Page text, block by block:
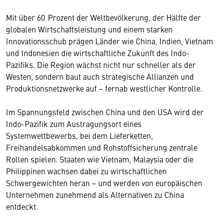
Mit über 60 Prozent der Weltbevölkerung, der Hälfte der
globalen Wirtschaftsleistung und einem starken
Innovationsschub prägen Länder wie China, Indien, Vietnam
und Indonesien die wirtschaftliche Zukunft des Indo-
Pazifiks. Die Region wächst nicht nur schneller als der
Westen, sondern baut auch strategische Allianzen und
Produktionsnetzwerke auf – fernab westlicher Kontrolle.
Im Spannungsfeld zwischen China und den USA wird der
Indo-Pazifik zum Austragungsort eines
Systemwettbewerbs, bei dem Lieferketten,
Freihandelsabkommen und Rohstoffsicherung zentrale
Rollen spielen. Staaten wie Vietnam, Malaysia oder die
Philippinen wachsen dabei zu wirtschaftlichen
Schwergewichten heran – und werden von europäischen
Unternehmen zunehmend als Alternativen zu China
entdeckt.